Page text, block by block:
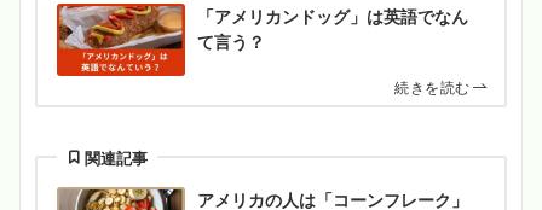
「アメリカンドッグ」は英語でなん
て言う？
続きを読む
関連記事
アメリカの人は「コーンフレーク」